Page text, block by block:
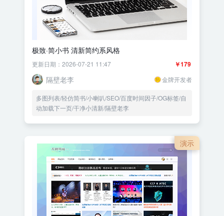
极致·简小书 清新简约系风格
￥179
更新日期：2026-07-21 11:47
隔壁老李 金牌开发者
多图列表/轻仿简书/小喇叭/SEO/百度时间因子/OG标签/自
动加载下一页/干净小清新/隔壁老李
演示